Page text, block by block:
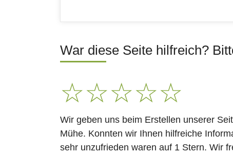
War diese Seite hilfreich?
☆☆☆☆☆
Wir geben uns beim Erstellen unserer
Mühe. Konnten wir Ihnen hilfreiche
sehr unzufrieden waren auf 1 Stern. Wir